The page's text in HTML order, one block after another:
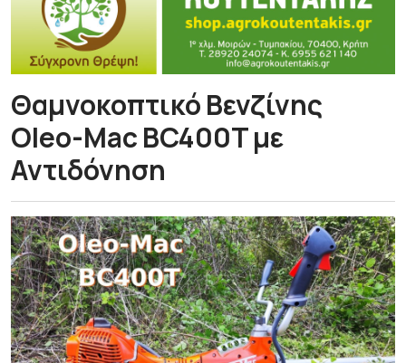
Θαμνοκοπτικό Βενζίνης
Oleo-Mac BC400T με
Αντιδόνηση